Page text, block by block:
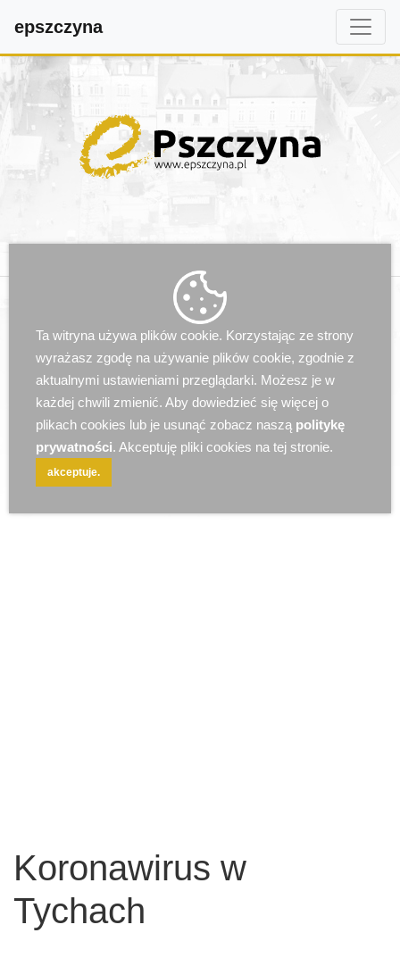
epszczyna
r e k l a m a
Koronawirus w
Tychach
Ta witryna używa plików cookie. Korzystając ze strony
wyrażasz zgodę na używanie plików cookie, zgodnie z
aktualnymi ustawieniami przeglądarki. Możesz je w
każdej chwili zmienić. Aby dowiedzieć się więcej o
plikach cookies lub je usunąć zobacz naszą politykę
prywatności. Akceptuję pliki cookies na tej stronie.
akceptuje.